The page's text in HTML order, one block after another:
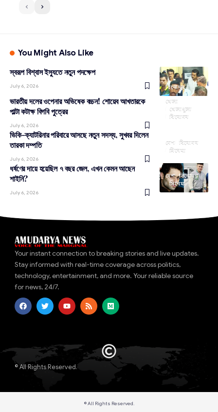
You Might Also Like
বিনোদন
স্বরূপ বিশ্বাস ইস্যুতে নতুন পদক্ষেপ
July 6, 2026
খেলা
খেলাধূলা
বিনোদন
ভারতীয় দলের ওপেনার অভিষেক বচ্চন! শোয়েব আখতারকে
পাল্টা কটাক্ষ বিগবি পুত্রের
July 6, 2026
দেশ
বিনোদন
সিনেমা
ভিকি-ক্যাটরিনার পরিবারে আসছে নতুন সদস্য, সুখবর দিলেন
তারকা দম্পতি
July 6, 2026
দেশ বিনোদন
সিনেমা
ধর্ষণের দায়ে হয়েছিল ৭ বছর জেল, এখন কেমন আছেন
শাইনি?
July 6, 2026
Your instant connection to breaking stories and live updates.
Stay informed with real-time coverage across politics,
technology, entertainment, and more. Your reliable source
for news, 24/7.
© All Rights Reserved.
© All Rights Reserved.